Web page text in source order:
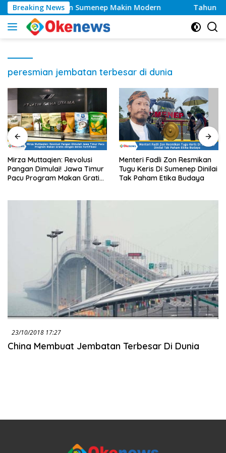
Langsung
ke
konten
Breaking News
Kesehatan Sumenep Makin Modern Tahun
peresmian jembatan terbesar di dunia
Mirza Muttaqien: Revolusi
Pangan Dimulai! Jawa Timur
Pacu Program Makan Gratis
Menteri Fadli Zon Resmikan
Tugu Keris Di Sumenep Dinilai
Tak Paham Etika Budaya
23/10/2018 17:27
China Membuat Jembatan Terbesar Di Dunia